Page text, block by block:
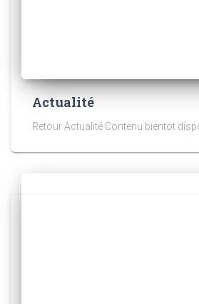
Actualité
Retour Actualité Contenu bientot